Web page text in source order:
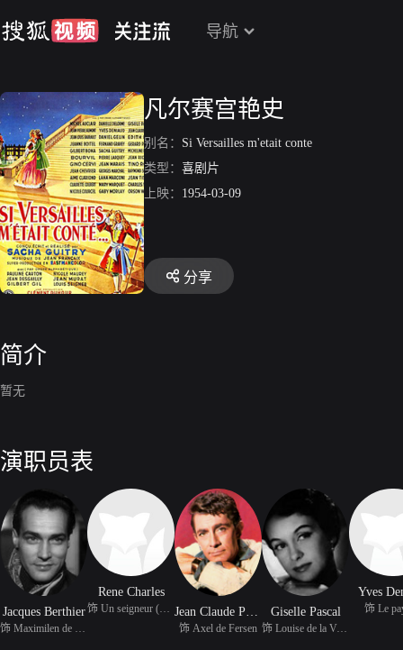
导航
凡尔赛宫艳史
别名： Si Versailles m'etait conte
类型： 喜剧片
上映： 1954-03-09
分享
简介
暂无
演职员表
Jacques Berthier
Rene Charles
饰 Un seigneur (uncredi
饰 Axel de Fersen
Giselle Pascal
饰 Louise de la Vallièr
Yves
饰 Le